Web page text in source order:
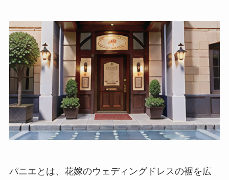
パニエとは、花嫁のウェディングドレスの裾を広